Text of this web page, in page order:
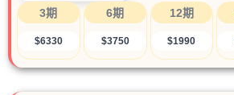
3期
$6330
6期
$3750
12期
$1990